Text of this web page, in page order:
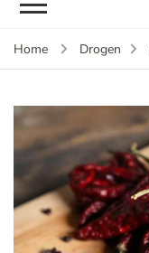
Home Drogen